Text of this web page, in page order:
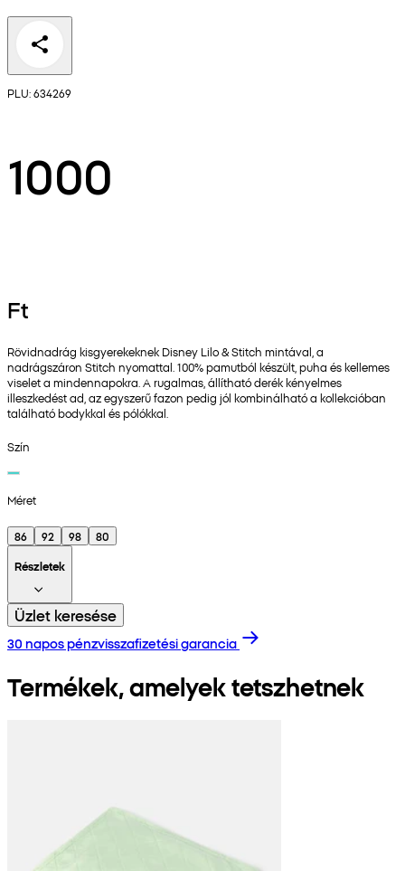
PLU: 634269
1000
Ft
Rövidnadrág kisgyerekeknek Disney Lilo & Stitch mintával, a
nadrágszáron Stitch nyomattal. 100% pamutból készült, puha és kellemes
viselet a mindennapokra. A rugalmas, állítható derék kényelmes
illeszkedést ad, az egyszerű fazon pedig jól kombinálható a kollekcióban
található bodykkal és pólókkal.
Szín
Méret
86 92 98
80
Részletek
Üzlet keresése
30 napos pénzvisszafizetési garancia
Termékek, amelyek tetszhetnek